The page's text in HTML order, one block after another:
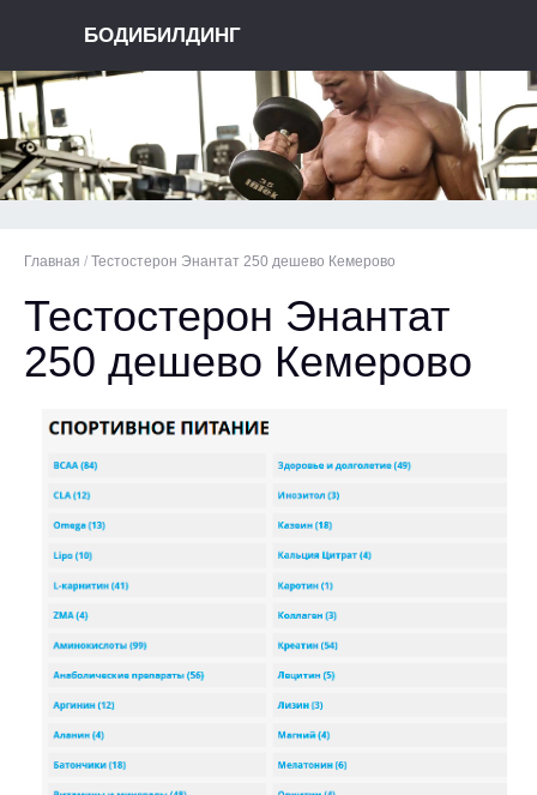
БОДИБИЛДИНГ
Главная / Тестостерон Энантат 250 дешево Кемерово
Тестостерон Энантат
250 дешево Кемерово